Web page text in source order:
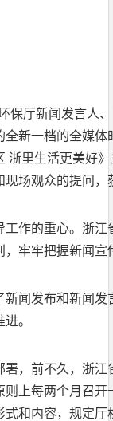
保厅新闻发言人
新一档的全媒
浙里生活更美好
场观众的提问
作的重心。浙
牢牢把握新闻宣
新闻发布和新闻
。
，前不久，浙
上每两个月召
和内容，规定